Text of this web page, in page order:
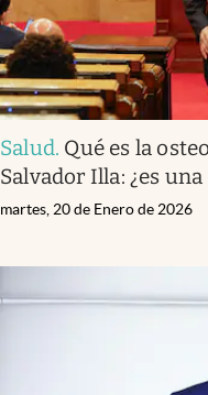
Salud. Qué es la
Salvador Illa: ¿es
martes, 20 de Enero de 2026